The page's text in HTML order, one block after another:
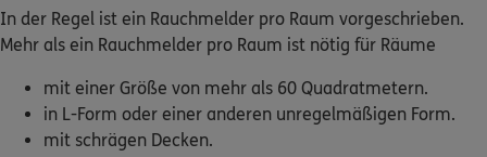
Mehr als ein Rauchmelder pro Raum ist nötig für Räume
mit einer Größe von mehr als 60 Quadratmetern.
in L-Form oder einer anderen unregelmäßigen Form.
mit schrägen Decken.
mit Trennwänden oder Möbeln als Raumteiler.